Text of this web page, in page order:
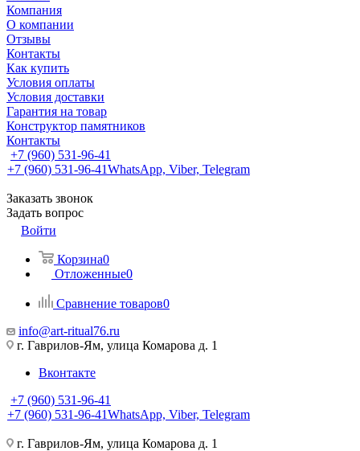
Компания
О компании
Отзывы
Контакты
Как купить
Условия оплаты
Условия доставки
Гарантия на товар
Конструктор памятников
Контакты
+7 (960) 531-96-41
+7 (960) 531-96-41WhatsApp, Viber, Telegram
Заказать звонок
Задать вопрос
Войти
Корзина0
Отложенные0
Сравнение товаров0
info@art-ritual76.ru
г. Гаврилов-Ям, улица Комарова д. 1
Вконтакте
+7 (960) 531-96-41
+7 (960) 531-96-41WhatsApp, Viber, Telegram
г. Гаврилов-Ям, улица Комарова д. 1